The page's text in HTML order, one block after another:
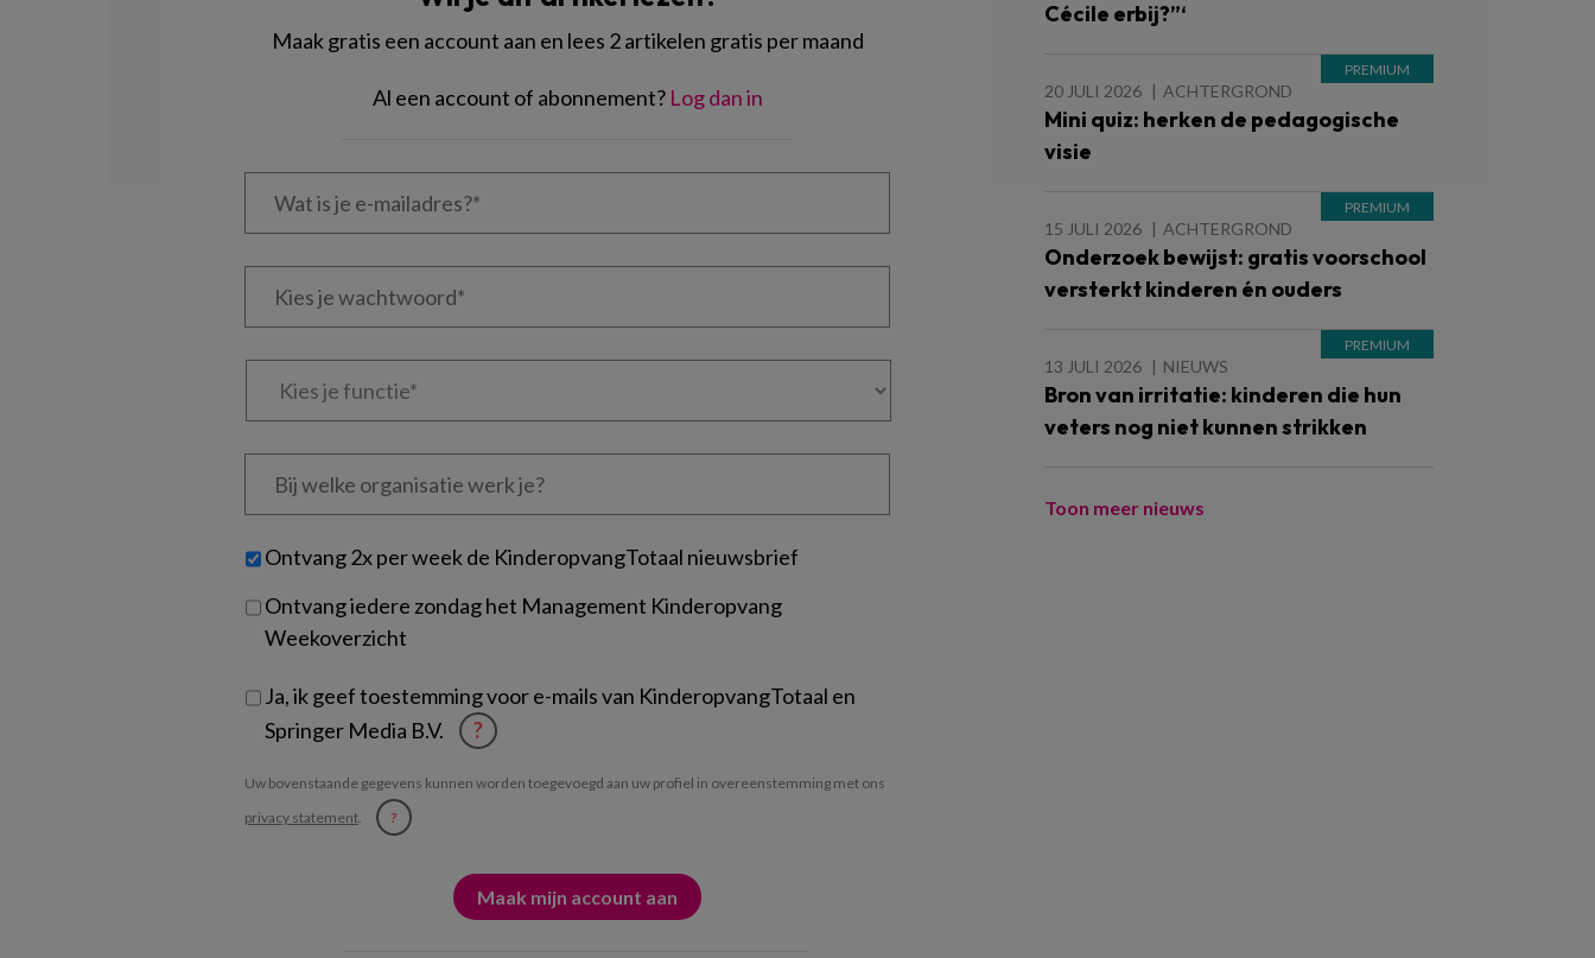
Maak gratis een account aan en lees 2 artikelen gratis per maand
Al een account of abonnement? Log dan in
Wat
Kies
Kies
Bij
welke
je?
Untitled
Ontvang 2x per week de KinderopvangTotaal nieuwsbrief
Ontvang iedere zondag het Management Kinderopvang
Weekoverzicht
Ja, ik geef toestemming voor e-mails van KinderopvangTotaal en
Springer Media B.V.
?
Uw bovenstaande gegevens kunnen worden toegevoegd aan uw profiel in overeenstemming met ons
privacy statement. ?
Cécile erbij?”‘
20 JULI 2026 ACHTERGROND
Mini quiz: herken de pedagogische
visie
15 JULI 2026 ACHTERGROND
Onderzoek bewijst: gratis voorschool
versterkt kinderen én ouders
13 JULI 2026 NIEUWS
Bron van irritatie: kinderen die hun
veters nog niet kunnen strikken
Toon meer nieuws